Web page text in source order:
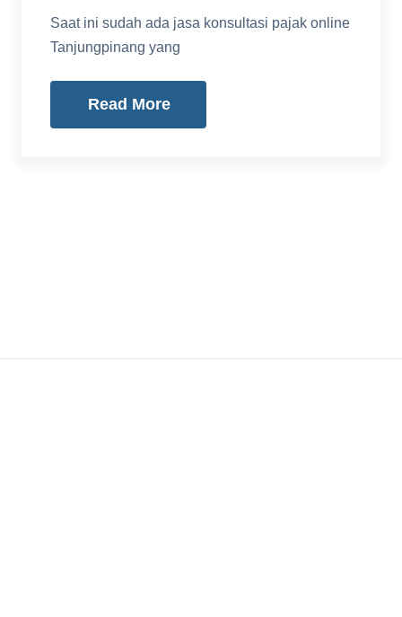
Saat ini sudah ada jasa konsultasi pajak online
Tanjungpinang yang
Read More